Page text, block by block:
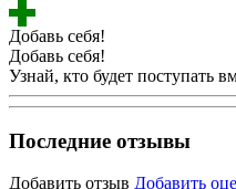
Добавь себя!
Добавь себя!
Узнай, кто будет поступать
Последние отзывы
Добавить отзыв Добавить